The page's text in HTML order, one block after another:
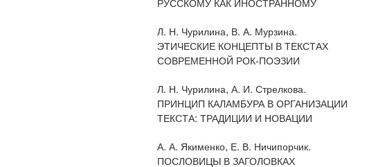
Л. Н. Чурилина, В. А. Мурзина.
ЭТИЧЕСКИЕ КОНЦЕПТЫ В ТЕКСТАХ
СОВРЕМЕННОЙ РОК-ПОЭЗИИ
Л. Н. Чурилина, А. И. Стрелкова.
ПРИНЦИП КАЛАМБУРА В ОРГАНИЗАЦИИ
ТЕКСТА: ТРАДИЦИИ И НОВАЦИИ
А. А. Якименко, Е. В. Ничипорчик.
ПОСЛОВИЦЫ В ЗАГОЛОВКАХ